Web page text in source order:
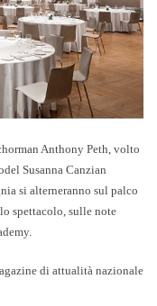
Anthony Peth, volto
Susanna Canzian
si alterneranno sul palco
spettacolo, sulle note
di attualità nazionale